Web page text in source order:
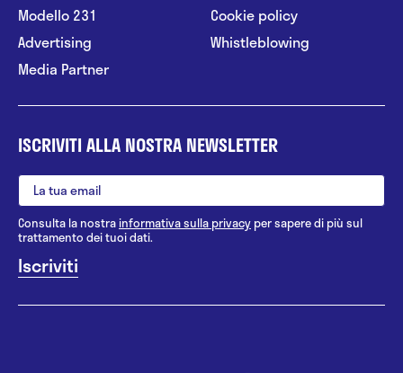
Modello 231
Advertising
Media Partner
Cookie policy
Whistleblowing
ISCRIVITI ALLA NOSTRA NEWSLETTER
Consulta la nostrainformativa sulla privacy per sapere di più sul
trattamento dei tuoi dati.